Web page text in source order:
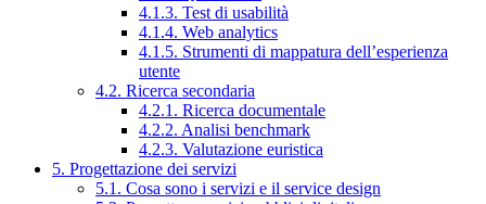
4.1.3. Test di usabilità
4.1.4. Web analytics
4.1.5. Strumenti di mappatura dell’esperienza
utente
4.2. Ricerca secondaria
4.2.1. Ricerca documentale
4.2.2. Analisi benchmark
4.2.3. Valutazione euristica
5. Progettazione dei servizi
5.1. Cosa sono i servizi e il service design